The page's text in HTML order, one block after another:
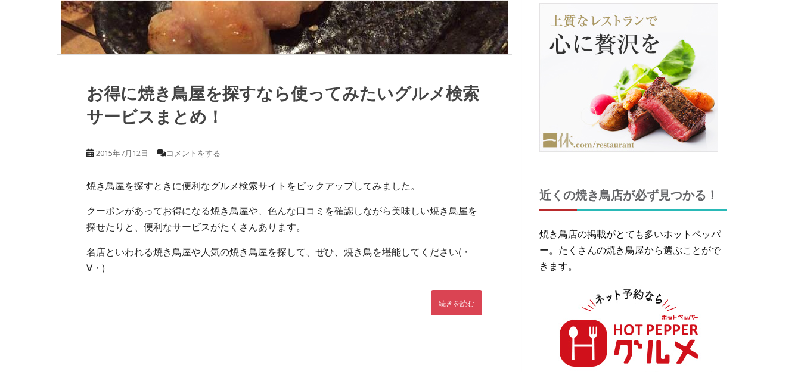
お得に焼き鳥屋を探すなら使ってみたいグルメ検索
サービスまとめ！
2015年7月12日 コメントをする
焼き鳥屋を探すときに便利なグルメ検索サイトをピックアップしてみました。
クーポンがあってお得になる焼き鳥屋や、色んな口コミを確認しながら美味しい焼き鳥屋を
探せたりと、便利なサービスがたくさんあります。
名店といわれる焼き鳥屋や人気の焼き鳥屋を探して、ぜひ、焼き鳥を堪能してください(・
∀・)
続きを読む
近くの焼き鳥店が必ず見つかる！
焼き鳥店の掲載がとても多いホットペッパ
ー。たくさんの焼き鳥屋から選ぶことがで
きます。